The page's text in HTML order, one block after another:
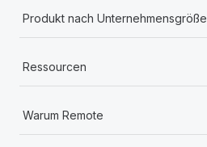
Produkt nach Unternehmensgröße
Ressourcen
Warum Remote